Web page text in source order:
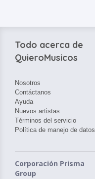
Todo acerca de
QuieroMusicos
Nosotros
Contáctanos
Ayuda
Nuevos artistas
Términos del servicio
Política de manejo de datos
Corporación Prisma
Group